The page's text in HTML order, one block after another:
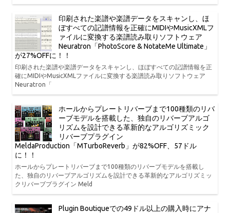
印刷された楽譜や楽譜データをスキャンし、ほ
ぼすべての記譜情報を正確にMIDIやMusicXMLフ
ァイルに変換する楽譜読み取りソフトウェア
Neuratron「PhotoScore & NotateMe Ultimate」
が27%OFFに！！
印刷された楽譜や楽譜データをスキャンし、ほぼすべての記譜情報を正
確にMIDIやMusicXMLファイルに変換する楽譜読み取りソフトウェア
Neuratron「
ホールからプレートリバーブまで100種類のリバ
ーブモデルを搭載した、独自のリバーブアルゴ
リズムを設計できる革新的なアルゴリズミック
リバーブプラグイン
MeldaProduction「MTurboReverb」が82%OFF、57ドル
に！！
ホールからプレートリバーブまで100種類のリバーブモデルを搭載し
た、独自のリバーブアルゴリズムを設計できる革新的なアルゴリズミッ
クリバーブプラグイン Meld
Plugin Boutiqueでの49ドル以上の購入時にアナ